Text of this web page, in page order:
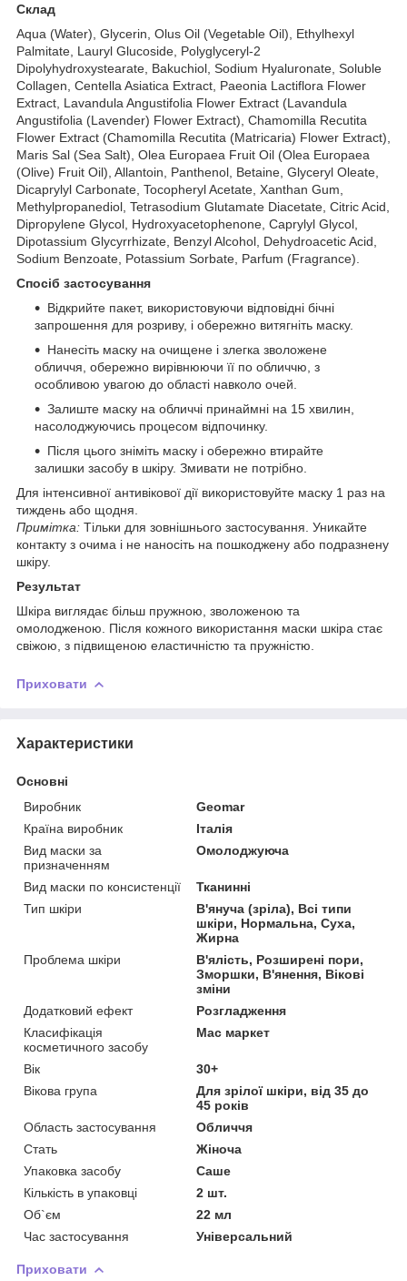
Склад
Aqua (Water), Glycerin, Olus Oil (Vegetable Oil), Ethylhexyl
Palmitate, Lauryl Glucoside, Polyglyceryl-2
Dipolyhydroxystearate, Bakuchiol, Sodium Hyaluronate, Soluble
Collagen, Centella Asiatica Extract, Paeonia Lactiflora Flower
Extract, Lavandula Angustifolia Flower Extract (Lavandula
Angustifolia (Lavender) Flower Extract), Chamomilla Recutita
Flower Extract (Chamomilla Recutita (Matricaria) Flower Extract),
Maris Sal (Sea Salt), Olea Europaea Fruit Oil (Olea Europaea
(Olive) Fruit Oil), Allantoin, Panthenol, Betaine, Glyceryl Oleate,
Dicaprylyl Carbonate, Tocopheryl Acetate, Xanthan Gum,
Methylpropanediol, Tetrasodium Glutamate Diacetate, Citric Acid,
Dipropylene Glycol, Hydroxyacetophenone, Caprylyl Glycol,
Dipotassium Glycyrrhizate, Benzyl Alcohol, Dehydroacetic Acid,
Sodium Benzoate, Potassium Sorbate, Parfum (Fragrance).
Спосіб застосування
Відкрийте пакет, використовуючи відповідні бічні
запрошення для розриву, і обережно витягніть маску.
Нанесіть маску на очищене і злегка зволожене
обличчя, обережно вирівнюючи її по обличчю, з
особливою увагою до області навколо очей.
Залиште маску на обличчі принаймні на 15 хвилин,
насолоджуючись процесом відпочинку.
Після цього зніміть маску і обережно втирайте
залишки засобу в шкіру. Змивати не потрібно.
Для інтенсивної антивікової дії використовуйте маску 1 раз на
тиждень або щодня.
Примітка: Тільки для зовнішнього застосування. Уникайте
контакту з очима і не наносіть на пошкоджену або подразнену
шкіру.
Результат
Шкіра виглядає більш пружною, зволоженою та
омолодженою. Після кожного використання маски шкіра стає
свіжою, з підвищеною еластичністю та пружністю.
Приховати
Характеристики
Основні
Виробник
Geomar
Країна виробник
Італія
Вид маски за
призначенням
Омолоджуюча
Вид маски по консистенції
Тканинні
Тип шкіри
В'януча (зріла), Всі типи
шкіри, Нормальна, Суха,
Жирна
Проблема шкіри
В'ялість, Розширені пори,
Зморшки, В'янення, Вікові
зміни
Додатковий ефект
Розгладження
Класифікація
косметичного засобу
Мас маркет
Вік
30+
Вікова група
Для зрілої шкіри, від 35 до
45 років
Область застосування
Обличчя
Стать
Жіноча
Упаковка засобу
Саше
Кількість в упаковці
2 шт.
Об`єм
22 мл
Час застосування
Універсальний
Приховати